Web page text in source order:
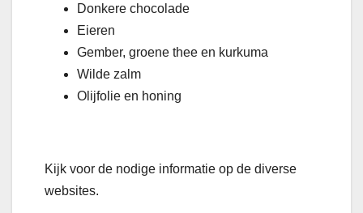
Donkere chocolade
Eieren
Gember, groene thee en kurkuma
Wilde zalm
Olijfolie en honing
Kijk voor de nodige informatie op de diverse
websites.